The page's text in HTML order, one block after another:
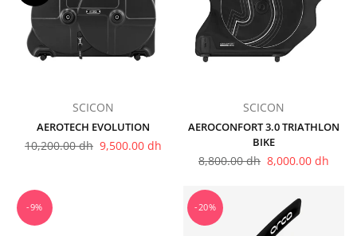
SCICON
AEROTECH EVOLUTION
Prix
10,200.00 dh 9,500.00 dh
SCICON
AEROCONFORT 3.0 TRIATHLON
BIKE
Prix
8,800.00 dh 8,000.00 dh
-9% -20%